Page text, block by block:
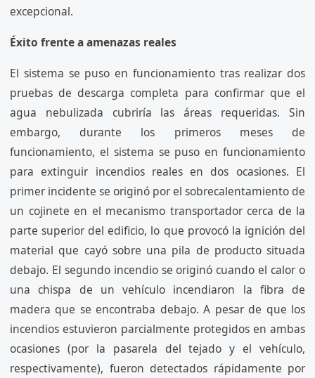
excepcional.
Éxito frente a amenazas reales
El sistema se puso en funcionamiento tras realizar dos
pruebas de descarga completa para confirmar que el
agua nebulizada cubriría las áreas requeridas. Sin
embargo, durante los primeros meses de
funcionamiento, el sistema se puso en funcionamiento
para extinguir incendios reales en dos ocasiones. El
primer incidente se originó por el sobrecalentamiento de
un cojinete en el mecanismo transportador cerca de la
parte superior del edificio, lo que provocó la ignición del
material que cayó sobre una pila de producto situada
debajo. El segundo incendio se originó cuando el calor o
una chispa de un vehículo incendiaron la fibra de
madera que se encontraba debajo. A pesar de que los
incendios estuvieron parcialmente protegidos en ambas
ocasiones (por la pasarela del tejado y el vehículo,
respectivamente), fueron detectados rápidamente por